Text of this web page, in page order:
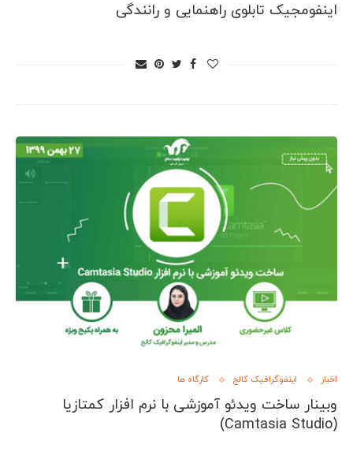
اینفومجیک تابلوی راهنمایی و رانندگی
اخبار اینفوگرافیک کالج کارگاه ها
وبینار ساخت ویدئو آموزشی با نرم افزار کمتازیا
(Camtasia Studio)